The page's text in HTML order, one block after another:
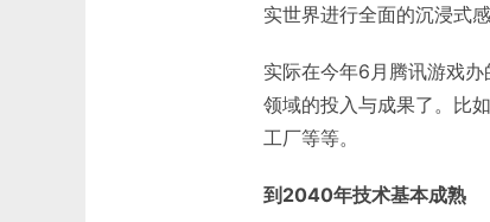
实世界进行全面的沉浸式
实际在今年6月腾讯游戏办
领域的投入与成果了。比
工厂等等。
到2040年技术基本成熟